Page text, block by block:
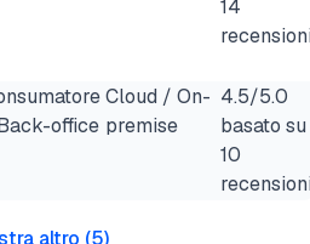
14
office
Cloud / On-
premise
4.5/5.0
basato su
10
altro (5)